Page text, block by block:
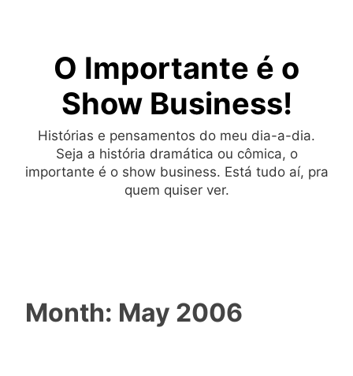
O Importante é o
Show Business!
Histórias e pensamentos do meu dia-a-dia.
Seja a história dramática ou cômica, o
importante é o show business. Está tudo aí, pra
quem quiser ver.
Month: May 2006